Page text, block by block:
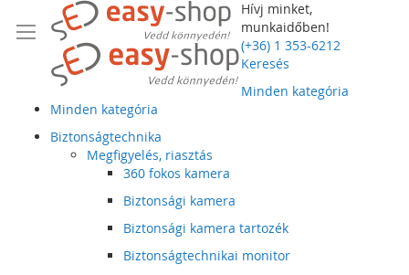
Hívj minket,
munkaidőben!
(+36) 1 353-6212
Keresés
Minden kategória
Minden kategória
Biztonságtechnika
Megfigyelés, riasztás
360 fokos kamera
Biztonsági kamera
Biztonsági kamera tartozék
Biztonságtechnikai monitor